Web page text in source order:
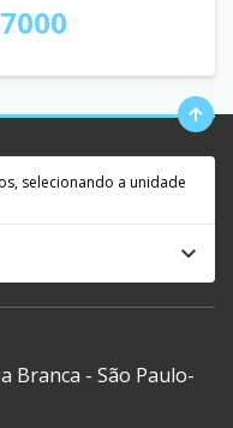
selecionando a unidade
Branca - São Paulo-